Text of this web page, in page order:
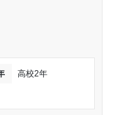
るがそれに適した
合ったコースを受
る
高校2年